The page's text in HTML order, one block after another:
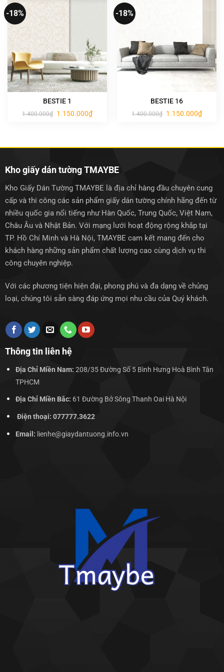
-18%
BESTIE 1
1.400.000₫ Giá
1.150.000₫Giá
hiện
-18%
BESTIE 16
1.400.000₫ Giá
1.150.000₫Giá
hiện
Kho giấy dán tường TMAYBE
Kho Giấy Dán Tường TMAYBE là địa chỉ hàng đầu chuyên cung
cấp và thi công các sản phẩm giấy dán tường chính hãng đến từ
nhiều quốc gia nổi tiếng như Hàn Quốc, Trung Quốc, Việt Nam,
Châu Âu và Nhật Bản. Với mạng lưới hoạt động rộng khắp tại
TP. Hồ Chí Minh và Hà Nội, TMAYBE cam kết mang đến cho
khách hàng những sản phẩm chất lượng cao cùng dịch vụ thi
công chuyên nghiệp.
Với các phương tiện hiện đại, phong phú và đa dạng về chủng
loại, chúng tôi sẵn sàng đáp ứng mọi nhu cầu của Quý khách.
Thông tin liên hệ
Địa Chỉ Miền Nam: 208/35 Đường Số 5 Bình Hưng Hoà Bình Tân
TPHCM
Địa Chỉ Miền Bắc: 61 Đường Bở Sông Thanh Oai Hà Nội
Điện thoại: 077777.3622
Email: lienhe@giaydantuong.info.vn